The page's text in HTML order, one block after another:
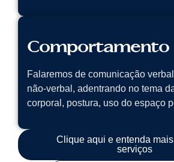
Comportamento
Falaremos de comunicação
não-verbal, adentrando no tema
corporal, postura, uso do espaço
Clique aqui e entenda
serviços